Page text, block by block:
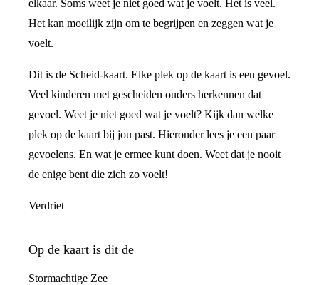
elkaar. Soms weet je niet goed wat je voelt. Het is veel.
Het kan moeilijk zijn om te begrijpen en zeggen wat je
voelt.
Dit is de Scheid-kaart. Elke plek op de kaart is een gevoel.
Veel kinderen met gescheiden ouders herkennen dat
gevoel. Weet je niet goed wat je voelt? Kijk dan welke
plek op de kaart bij jou past. Hieronder lees je een paar
gevoelens. En wat je ermee kunt doen. Weet dat je nooit
de enige bent die zich zo voelt!
Verdriet
Op de kaart is dit de
Stormachtige Zee